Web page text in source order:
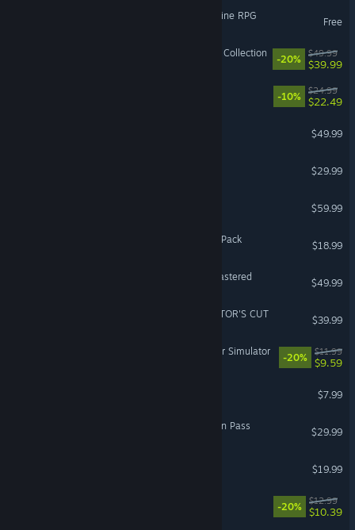
Firestone – Idle Clicker Online RPG
Free
House Flipper Remastered Collection
-20%
$49.99
$39.99
-10%
$24.99
$22.49
$49.99
$29.99
$59.99
Planet Coaster 2: Parades Pack
$18.99
Horizon Zero Dawn™ Remastered
$49.99
DEATH STRANDING DIRECTOR'S CUT
$39.99
HackHub - Ultimate Hacker Simulator
-20%
$11.99
$9.59
$7.99
ARK: Lost Colony Expansion Pass
$29.99
$19.99
-20%
$12.99
$10.39